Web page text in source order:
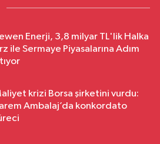
Enerji, 3,8 milyar TL'lik Halka
ile Sermaye Piyasalarına Adım
krizi Borsa şirketini vurdu:
Ambalaj’da konkordato